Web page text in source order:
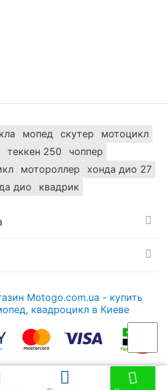
мопед скутер
мотоцикл
теккен 250
чоппер
мотороллер
хонда дио 27
дио
квадрик
Motogo.com.ua - купить
квадроцикл в Киеве